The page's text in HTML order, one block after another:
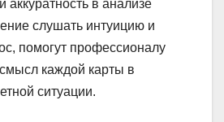
аккуратность в анализе
слушать интуицию и
помогут профессионалу
каждой карты в
ситуации.